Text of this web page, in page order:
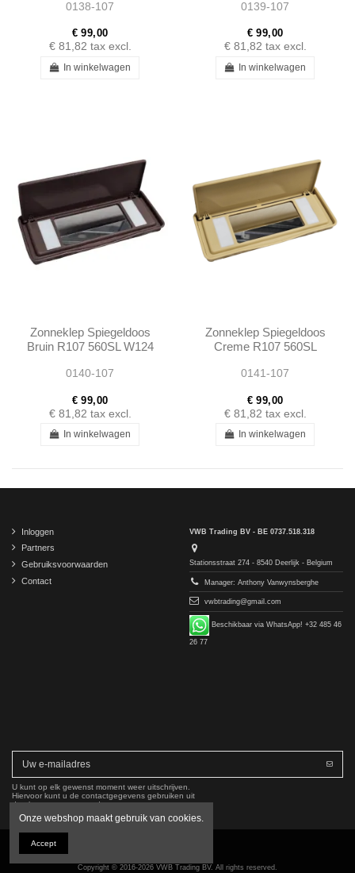
560SE 560SEC
0138-107
€ 99,00
€ 81,82 tax excl.
In winkelwagen
W126 560SE 560SEC
0139-107
€ 99,00
€ 81,82 tax excl.
In winkelwagen
Zonneklep Spiegeldoos
Bruin R107 560SL W124
560SEC
0140-107
€ 99,00
€ 81,82 tax excl.
In winkelwagen
Zonneklep Spiegeldoos
Creme R107 560SL
560SE 560SEC
0141-107
€ 99,00
€ 81,82 tax excl.
In winkelwagen
Inloggen
Partners
Gebruiksvoorwaarden
Contact
VWB Trading BV - BE 0737.518.318
Stationsstraat 274 - 8540 Deerlijk - Belgium
Manager: Anthony Vanwynsberghe
vwbtrading@gmail.com
Beschikbaar via WhatsApp! +32 485 46
26 77
U kunt op elk gewenst moment weer uitschrijven.
Hiervoor kunt u de contactgegevens gebruiken uit
de algemene voorwaarden.
Copyright © 2016-2026 VWB Trading BV. All rights reserved.
Onze webshop maakt gebruik van cookies.
Accept